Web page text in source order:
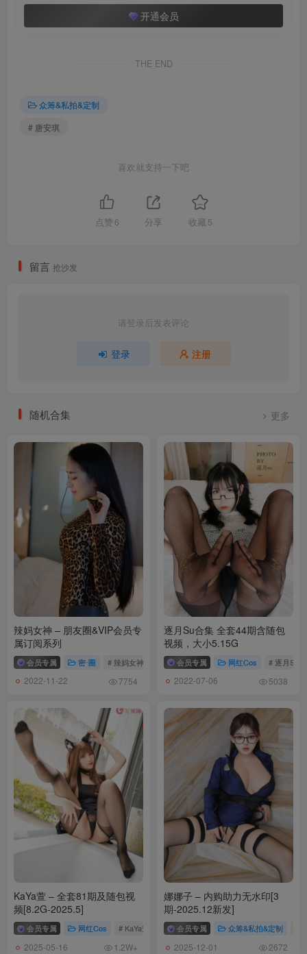
开通会员
THE END
众筹&私拍&定制
# 唐安琪
喜欢就支持一下吧
点赞 6 分享 收藏 5
留言 抢沙发
请登录后发表评论
登录 注册
随机合集 更多
辣妈女神 – 朋友圈&VIP会员专
属订阅系列
会员专属 密⋅圈 # 辣妈女神
2022-11-22 7754
逐月Su合集 全套44期含随包
视频，大小5.15G
会员专属 网红Cos # 逐月Su
2022-07-06 5038
KaYa萱 – 全套81期及随包视
频[8.2G-2025.5]
会员专属 网红Cos # KaYa萱
2025-05-16 1.2W+
娜娜子 – 内购助力无水印[3
期-2025.12新发]
会员专属 众筹&私拍&定制
2025-12-01 2672